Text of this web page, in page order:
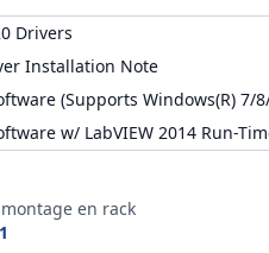
Drivers
Installation Note
(Supports Windows(R) 7/
w/ LabVIEW 2014 Run-
en rack